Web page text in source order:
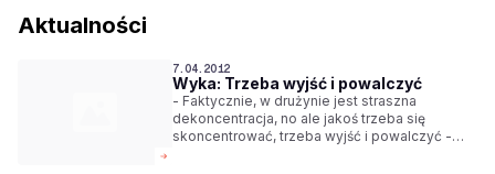
Aktualności
7.04.2012
Wyka: Trzeba wyjść i powalczyć
- Faktycznie, w drużynie jest straszna
dekoncentracja, no ale jakoś trzeba się
skoncentrować, trzeba wyjść i powalczyć -